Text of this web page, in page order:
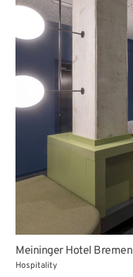
Meininger Hotel Bremen
Hospitality